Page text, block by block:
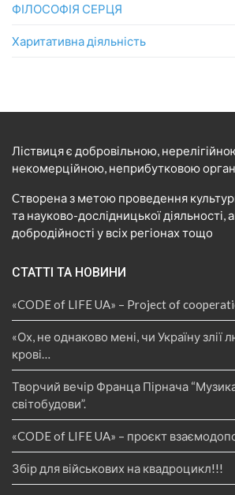
ФІЛОСОФІЯ СЕРЦЯ
Харитативна діяльність
Ліствиця є добровільною,
некомерційною, неприбутковою
Cтворена з метою проведення
та науково-дослідницької діяльності,
добродійності у всіх регіонах тощо
СТАТТІ ТА НОВИНИ
«CODE of LIFE UA» – Project of
«Ох, не однаково мені, чи Україну злії
крові…
Творчий вечір Франца Пірнача
світобудови”.
«CODE of LIFE UA» – проєкт
Збір для військових на квадроцикл!!!